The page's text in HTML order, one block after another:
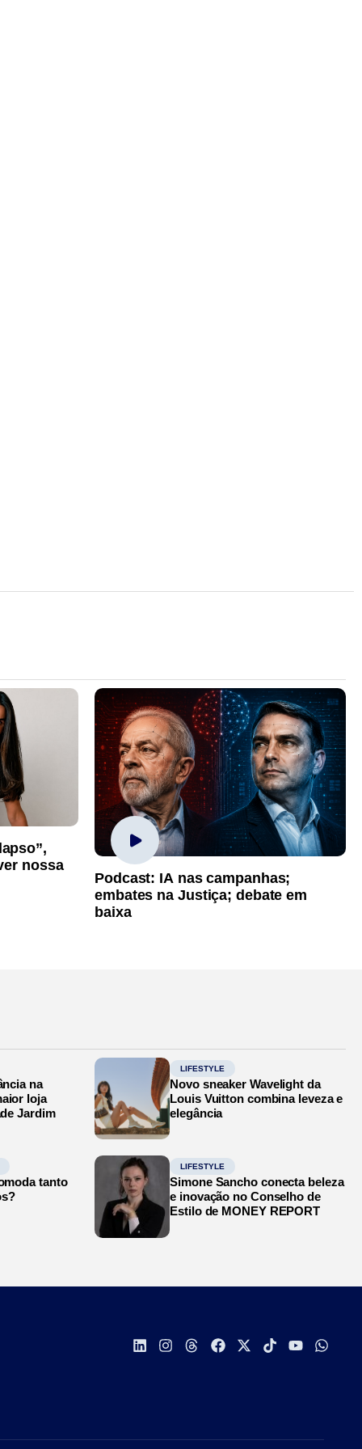
nossa
Podcast: IA nas campanhas;
embates na Justiça; debate em
baixa
na
loja
Jardim
LIFESTYLE
Novo sneaker Wavelight da
Louis Vuitton combina leveza e
elegância
tanto
LIFESTYLE
Simone Sancho conecta beleza
e inovação no Conselho de
Estilo de MONEY REPORT